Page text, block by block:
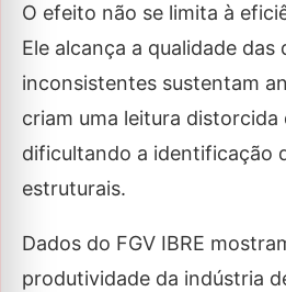
O efeito não se limita à
Ele alcança a qualidade das
inconsistentes sustentam
criam uma leitura distorcida
dificultando a identificação
estruturais.
Dados do FGV IBRE
produtividade da indústria